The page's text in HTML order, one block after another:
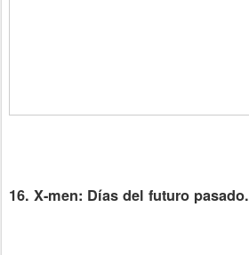
16. X-men: Días del futuro pasado.